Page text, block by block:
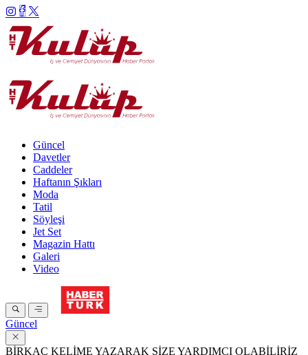
Güncel
Davetler
Caddeler
Haftanın Şıkları
Moda
Tatil
Söyleşi
Jet Set
Magazin Hattı
Galeri
Video
Güncel
BİRKAÇ KELİME YAZARAK SİZE YARDIMCI OLABİLİRİZ